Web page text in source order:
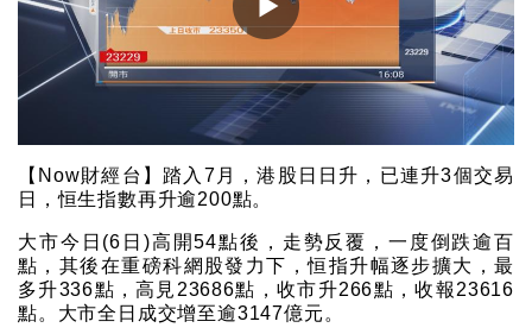
【Now財經台】踏入7月，港股日日升，已連升3個交易
日，恒生指數再升逾200點。
大市今日(6日)高開54點後，走勢反覆，一度倒跌逾百
點，其後在重磅科網股發力下，恒指升幅逐步擴大，最
多升336點，高見23686點，收市升266點，收報23616
點。大市全日成交增至逾3147億元。